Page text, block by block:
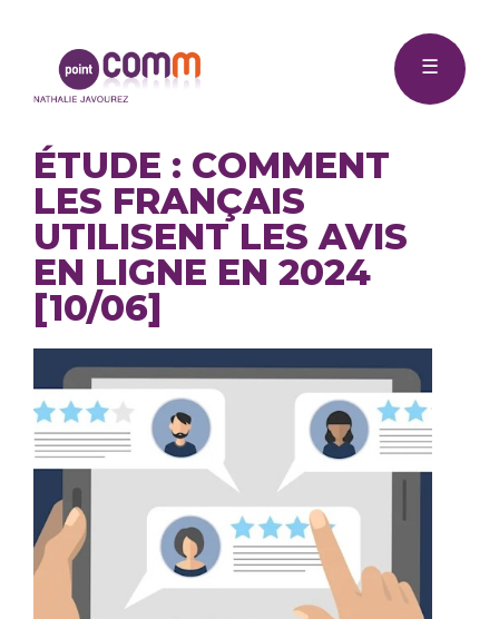
Point
☰
ÉTUDE : COMMENT
LES FRANÇAIS
UTILISENT LES AVIS
EN LIGNE EN 2024
[10/06]